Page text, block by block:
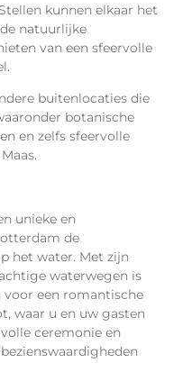
kunnen elkaar het
natuurlijke
van een sfeervolle
buitenlocaties die
botanische
en zelfs sfeervolle
unieke en
de
het water. Met zijn
waterwegen is
een romantische
waar u en uw gasten
ceremonie en